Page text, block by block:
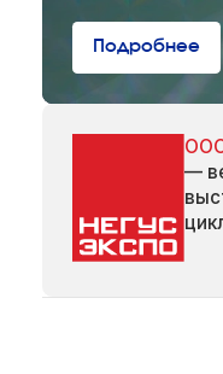
Подробнее
—